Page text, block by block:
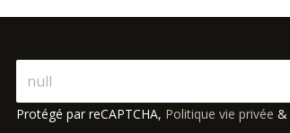
Protégé par reCAPTCHA, Politique vie privée &